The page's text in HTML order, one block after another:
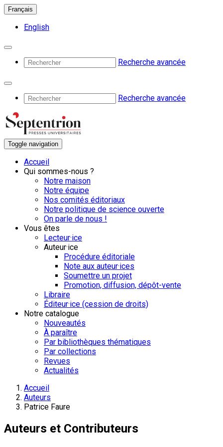
Français
English
Recherche avancée
Recherche avancée
Toggle navigation
Accueil
Qui sommes-nous ?
Notre maison
Notre équipe
Nos comités éditoriaux
Notre politique de science ouverte
On parle de nous !
Vous êtes
Lecteur·ice
Auteur·ice
Procédure éditoriale
Note aux auteur·ices
Soumettre un projet
Promotion, diffusion, dépôt-vente
Libraire
Éditeur·ice (cession de droits)
Notre catalogue
Nouveautés
À paraître
Par bibliothèques thématiques
Par collections
Revues
Actualités
Accueil
Auteurs
Patrice Faure
Auteurs et Contributeurs